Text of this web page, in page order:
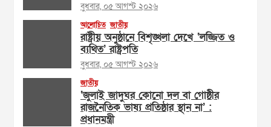
বুধবার, ০৫ আগস্ট ২০২৬
আলোচিত জাতীয়
রাষ্ট্রীয় অনুষ্ঠানে বিশৃঙ্খলা দেখে ‘লজ্জিত ও
ব্যথিত’ রাষ্ট্রপতি
বুধবার, ০৫ আগস্ট ২০২৬
জাতীয়
‘জুলাই জাদুঘর কোনো দল বা গোষ্ঠীর
রাজনৈতিক ভাষ্য প্রতিষ্ঠার স্থান না’ :
প্রধানমন্ত্রী